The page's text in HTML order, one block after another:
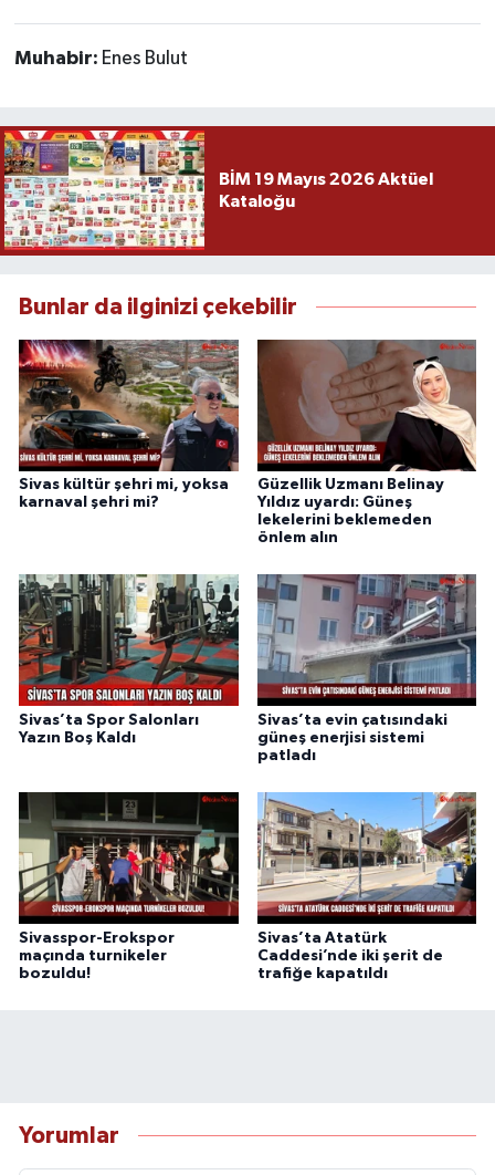
Muhabir: Enes Bulut
BİM 19 Mayıs 2026 Aktüel
Kataloğu
Bunlar da ilginizi çekebilir
Sivas kültür şehri mi, yoksa
karnaval şehri mi?
Güzellik Uzmanı Belinay
Yıldız uyardı: Güneş
lekelerini beklemeden
önlem alın
Sivas’ta Spor Salonları
Yazın Boş Kaldı
Sivas’ta evin çatısındaki
güneş enerjisi sistemi
patladı
Sivasspor-Erokspor
maçında turnikeler
bozuldu!
Sivas’ta Atatürk
Caddesi’nde iki şerit de
trafiğe kapatıldı
Yorumlar